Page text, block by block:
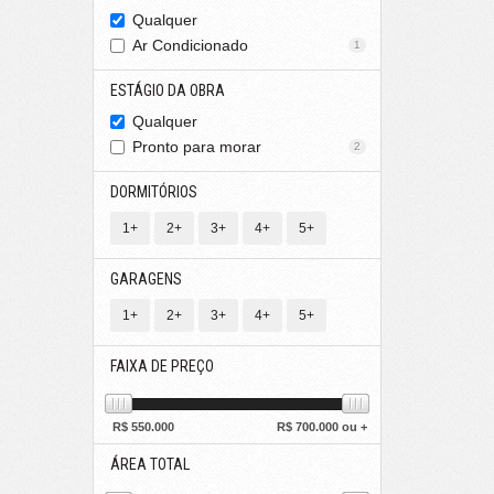
Qualquer
Ar Condicionado
1
ESTÁGIO DA OBRA
Qualquer
Pronto para morar
2
DORMITÓRIOS
1+ 2+ 3+ 4+ 5+
GARAGENS
1+ 2+ 3+ 4+ 5+
FAIXA DE PREÇO
R$ 550.000 R$700.000 ou +
ÁREA TOTAL